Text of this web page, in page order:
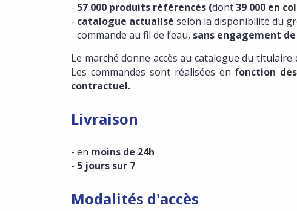
- 57 000 produits référencés (dont39 000 en
- catalogue actualisé selon la disponibilité du
- commande au fil de l’eau, sans engagement
Le marché donne accès au catalogue du titulaire
Les commandes sont réalisées en fonction
contractuel.
Livraison
- en moins de 24h
- 5 jours sur 7
Modalités d'accès